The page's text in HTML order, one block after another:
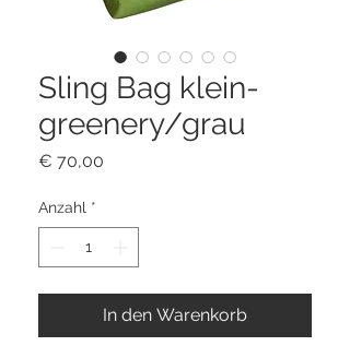
Sling Bag klein-
greenery/grau
€ 70,00
Anzahl *
In den Warenkorb